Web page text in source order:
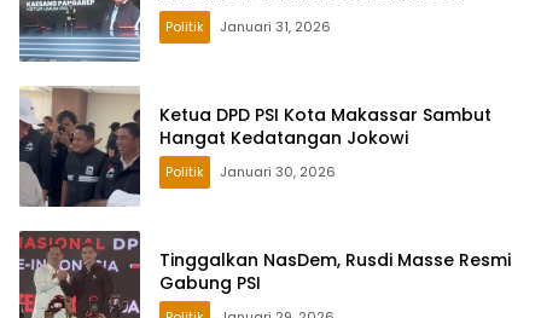
Politik Januari 31, 2026
Ketua DPD PSI Kota Makassar Sambut
Hangat Kedatangan Jokowi
Politik Januari 30, 2026
Tinggalkan NasDem, Rusdi Masse Resmi
Gabung PSI